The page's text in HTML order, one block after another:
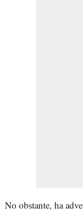
No obstante, ha